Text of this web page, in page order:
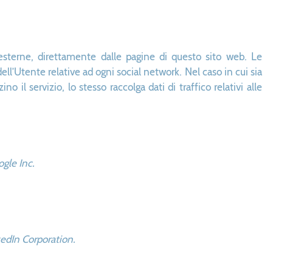
direttamente dalle pagine di questo sito web. Le
relative ad ogni social network. Nel caso in cui sia
il servizio, lo stesso raccolga dati di traffico relativi alle
Inc.
Corporation.